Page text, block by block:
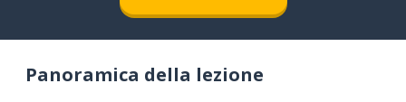
Panoramica della lezione